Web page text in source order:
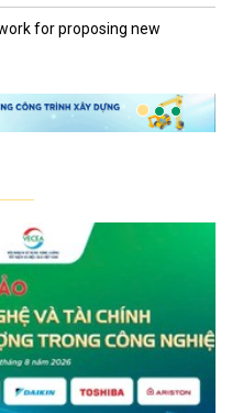
for proposing new